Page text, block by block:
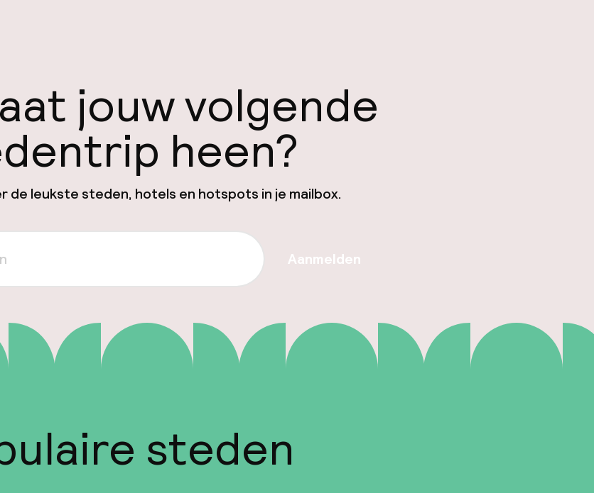
jouw volgende
heen?
de leukste steden, hotels en hotspots in je mailbox.
Aanmelden
steden